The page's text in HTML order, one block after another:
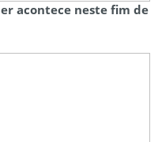
acontece neste fim de